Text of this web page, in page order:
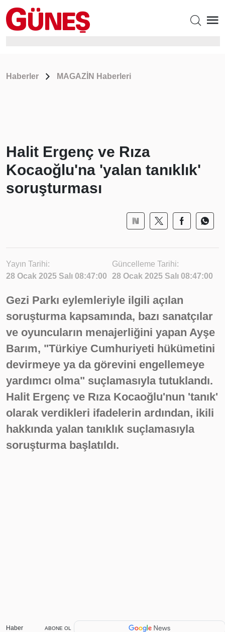
Haberler MAGAZİN Haberleri
Halit Ergenç ve Rıza
Kocaoğlu'na 'yalan tanıklık'
soruşturması
Yayın Tarihi:
28 Ocak 2025 Salı 08:47:00
Güncelleme Tarihi:
28 Ocak 2025 Salı 08:47:00
Gezi Parkı eylemleriyle ilgili açılan
soruşturma kapsamında, bazı sanatçılar
ve oyuncuların menajerliğini yapan Ayşe
Barım, "Türkiye Cumhuriyeti hükümetini
devirmeye ya da görevini engellemeye
yardımcı olma" suçlamasıyla tutuklandı.
Halit Ergenç ve Rıza Kocaoğlu'nun 'tanık'
olarak verdikleri ifadelerin ardından, ikili
hakkında yalan tanıklık suçlamasıyla
soruşturma başlatıldı.
Haber ABONE OL